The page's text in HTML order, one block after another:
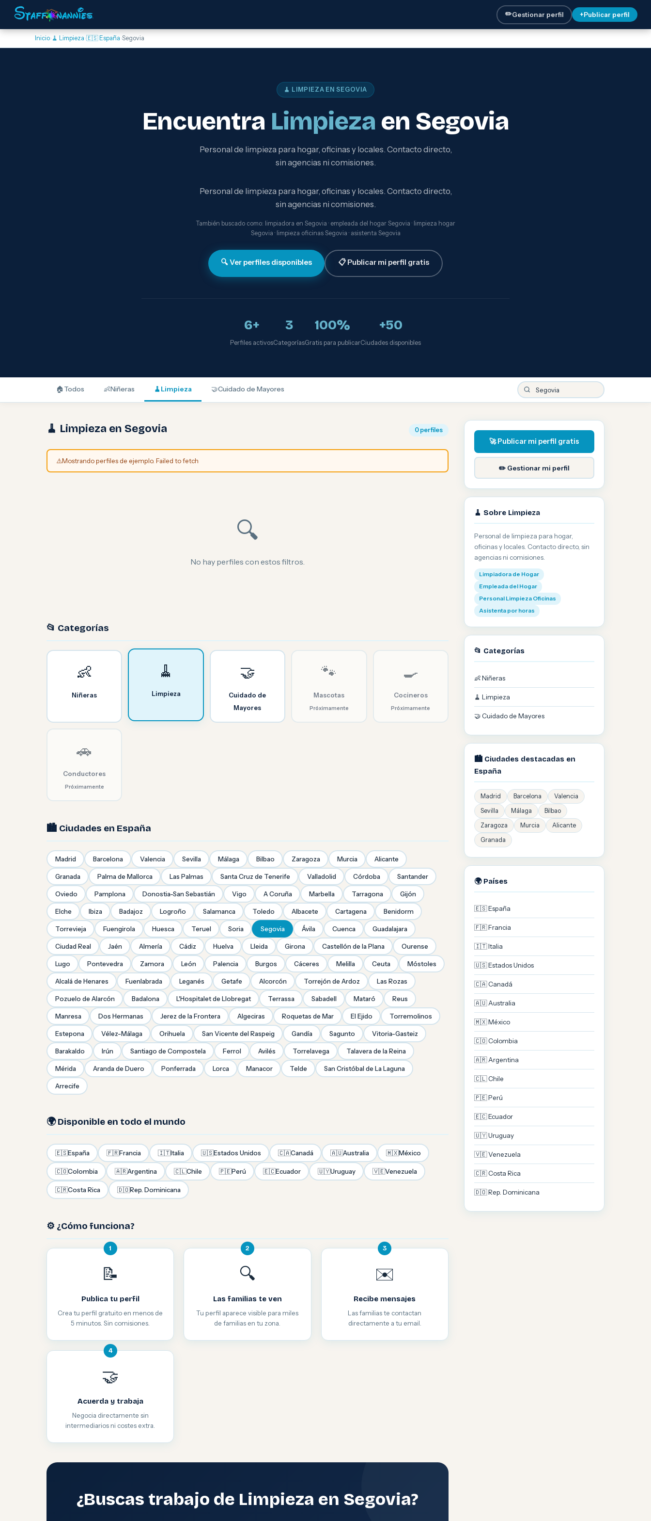
✏️Gestionar perfil +Publicar perfil
Inicio› 🧹 Limpieza›🇪🇸 España›Segovia
🧹 LIMPIEZA EN SEGOVIA
Encuentra Limpieza en Segovia
Personal de limpieza para hogar, oficinas y locales. Contacto directo,
sin agencias ni comisiones.
Personal de limpieza para hogar, oficinas y locales. Contacto directo,
sin agencias ni comisiones.
También buscado como: limpiadora en Segovia · empleada del hogar Segovia · limpieza hogar
Segovia · limpieza oficinas Segovia · asistenta Segovia
🔍 Ver perfiles disponibles 📋 Publicar mi perfil gratis
6+
Perfiles activos
3
Categorías
100%
Gratis para publicar
+50
Ciudades disponibles
🏠 Todos 👶Niñeras 🧹 Limpieza 🤝Cuidado de Mayores
🧹 Limpieza en Segovia 0 perfiles
⚠️Mostrando perfiles de ejemplo. Failed to fetch
🔍
No hay perfiles con estos filtros.
📂 Categorías
👶
Niñeras
🧹
Limpieza
🤝
Cuidado de
Mayores
🐾
Mascotas
Próximamente
🍳
Cocineros
Próximamente
🚗
Conductores
Próximamente
🏙️ Ciudades en España
Madrid Barcelona Valencia Sevilla Málaga Bilbao Zaragoza Murcia Alicante
Granada Palma de Mallorca Las Palmas Santa Cruz de Tenerife Valladolid Córdoba Santander
Oviedo Pamplona Donostia-San Sebastián Vigo A Coruña Marbella Tarragona Gijón
Elche Ibiza Badajoz Logroño Salamanca Toledo Albacete Cartagena Benidorm
Torrevieja Fuengirola Huesca Teruel Soria Segovia Ávila Cuenca Guadalajara
Ciudad Real Jaén Almería Cádiz Huelva Lleida Girona Castellón de la Plana Ourense
Lugo Pontevedra Zamora León Palencia Burgos Cáceres Melilla Ceuta Móstoles
Alcalá de Henares Fuenlabrada Leganés Getafe Alcorcón Torrejón de Ardoz Las Rozas
Pozuelo de Alarcón Badalona L'Hospitalet de Llobregat Terrassa Sabadell Mataró Reus
Manresa Dos Hermanas Jerez de la Frontera Algeciras Roquetas de Mar El Ejido Torremolinos
Estepona Vélez-Málaga Orihuela San Vicente del Raspeig Gandía Sagunto Vitoria-Gasteiz
Barakaldo Irún Santiago de Compostela Ferrol Avilés Torrelavega Talavera de la Reina
Mérida Aranda de Duero Ponferrada Lorca Manacor Telde San Cristóbal de La Laguna
Arrecife
🌍 Disponible en todo el mundo
🇪🇸España 🇫🇷Francia 🇮🇹Italia 🇺🇸Estados Unidos 🇨🇦Canadá 🇦🇺Australia 🇲🇽México
🇨🇴Colombia 🇦🇷Argentina 🇨🇱Chile 🇵🇪Perú 🇪🇨Ecuador 🇺🇾Uruguay 🇻🇪Venezuela
🇨🇷Costa Rica 🇩🇴Rep. Dominicana
⚙️ ¿Cómo funciona?
1
📝
Publica tu perfil
Crea tu perfil gratuito en menos de
5 minutos. Sin comisiones.
2
🔍
Las familias te ven
Tu perfil aparece visible para miles
de familias en tu zona.
3
✉️
Recibe mensajes
Las familias te contactan
directamente a tu email.
4
🤝
Acuerda y trabaja
Negocia directamente sin
intermediarios ni costes extra.
¿Buscas trabajo de Limpieza en Segovia?
🚀 Publicar mi perfil gratis
✏️ Gestionar mi perfil
🧹 Sobre Limpieza
Personal de limpieza para hogar,
oficinas y locales. Contacto directo, sin
agencias ni comisiones.
Limpiadora de Hogar
Empleada del Hogar
Personal Limpieza Oficinas
Asistenta por horas
📂 Categorías
👶 Niñeras
🧹 Limpieza
🤝 Cuidado de Mayores
🏙️ Ciudades destacadas en
España
Madrid Barcelona
Valencia
Sevilla
Málaga
Bilbao
Zaragoza
Murcia
Alicante
Granada
🌍 Países
🇪🇸 España
🇫🇷 Francia
🇮🇹 Italia
🇺🇸 Estados Unidos
🇨🇦 Canadá
🇦🇺 Australia
🇲🇽 México
🇨🇴 Colombia
🇦🇷 Argentina
🇨🇱 Chile
🇵🇪 Perú
🇪🇨 Ecuador
🇺🇾 Uruguay
🇻🇪 Venezuela
🇨🇷 Costa Rica
🇩🇴 Rep. Dominicana